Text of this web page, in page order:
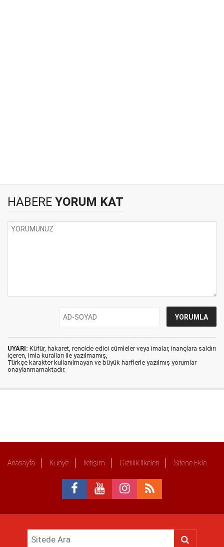
HABERE YORUM KAT
UYARI: Küfür, hakaret, rencide edici cümleler veya imalar, inançlara saldırı
içeren, imla kuralları ile yazılmamış,
Türkçe karakter kullanılmayan ve büyük harflerle yazılmış yorumlar
onaylanmamaktadır.
Anasayfa Künye İletişim Gizlilik İlkeleri Sitene Ekle